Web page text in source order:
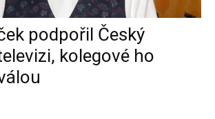
podpořil Český
kolegové ho